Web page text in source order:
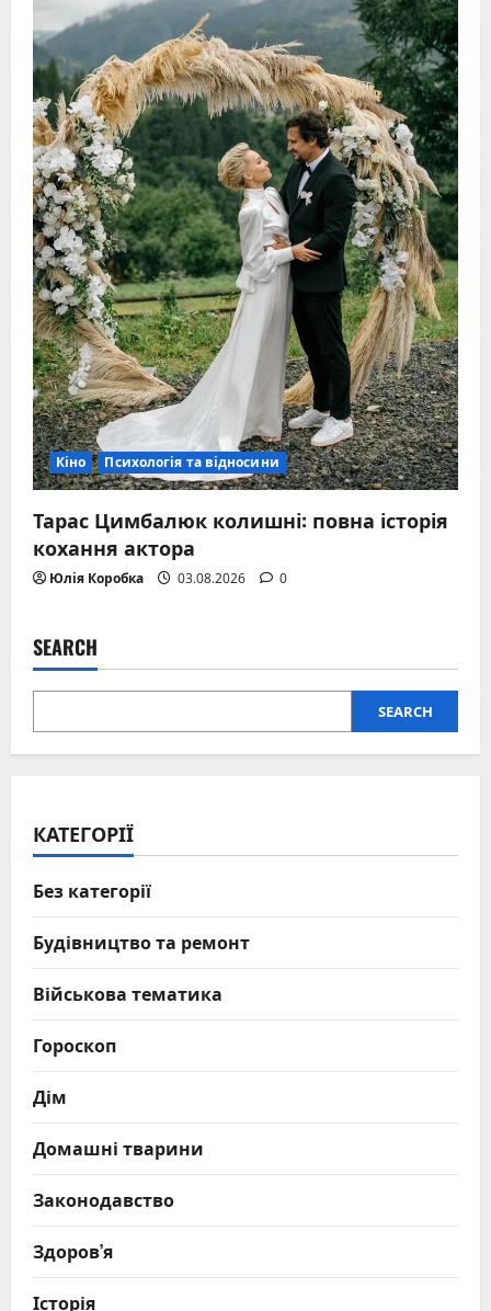
Кіно Психологія та відносини
Тарас Цимбалюк колишні: повна історія
кохання актора
Юлія Коробка 03.08.2026 0
SEARCH
SEARCH
КАТЕГОРІЇ
Без категорії
Будівництво та ремонт
Військова тематика
Гороскоп
Дім
Домашні тварини
Законодавство
Здоров’я
Історія